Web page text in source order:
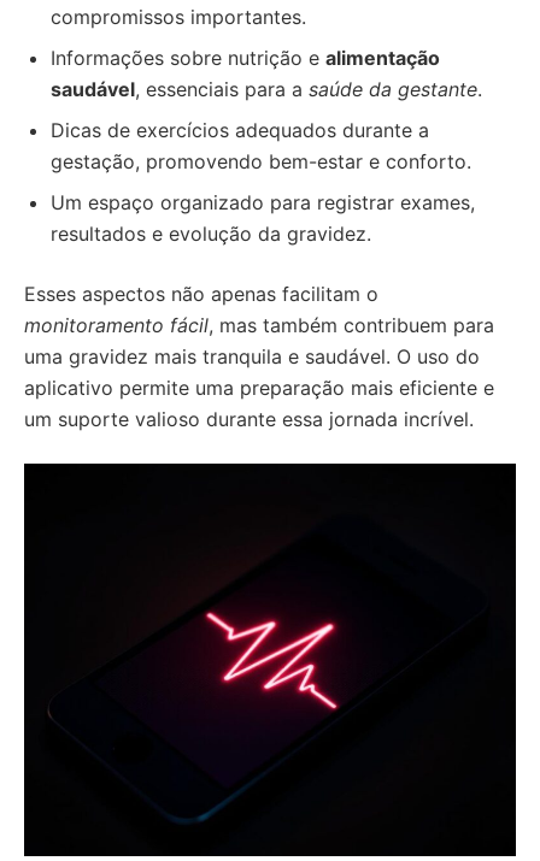
compromissos importantes.
Informações sobre nutrição e alimentação
saudável, essenciais para a saúde da gestante.
Dicas de exercícios adequados durante a
gestação, promovendo bem-estar e conforto.
Um espaço organizado para registrar exames,
resultados e evolução da gravidez.
Esses aspectos não apenas facilitam o
monitoramento fácil, mas também contribuem para
uma gravidez mais tranquila e saudável. O uso do
aplicativo permite uma preparação mais eficiente e
um suporte valioso durante essa jornada incrível.